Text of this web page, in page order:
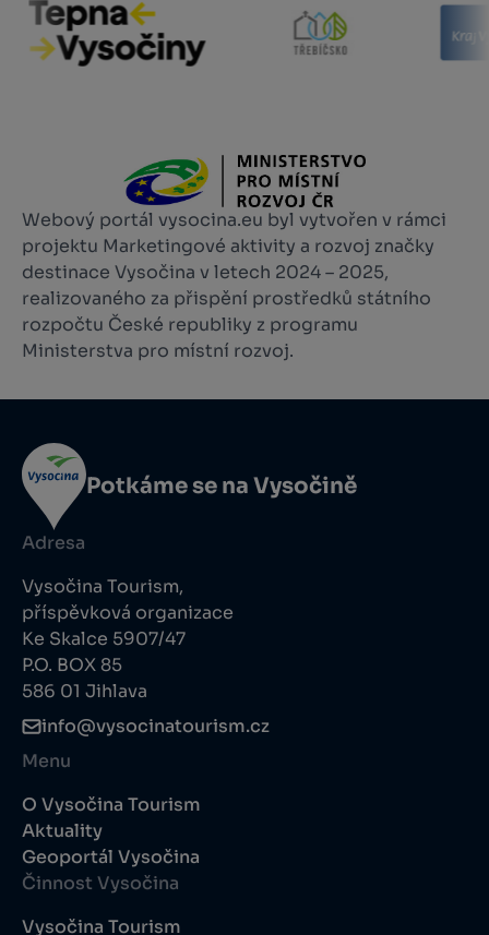
Webový portál vysocina.eu byl vytvořen v rámci
projektu Marketingové aktivity a rozvoj značky
destinace Vysočina v letech 2024 – 2025,
realizovaného za přispění prostředků státního
rozpočtu České republiky z programu
Ministerstva pro místní rozvoj.
Potkáme se na Vysočině
Adresa
Vysočina Tourism,
příspěvková organizace
Ke Skalce 5907/47
P.O. BOX 85
586 01 Jihlava
info@vysocinatourism.cz
Menu
O Vysočina Tourism
Aktuality
Geoportál Vysočina
Činnost Vysočina
Vysočina Tourism